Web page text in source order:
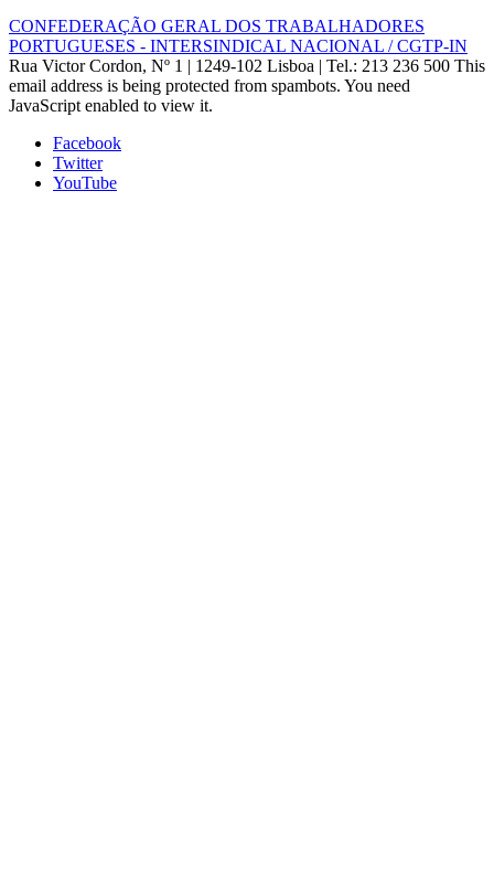
CONFEDERAÇÃO GERAL DOS TRABALHADORES
PORTUGUESES - INTERSINDICAL NACIONAL / CGTP-IN
Rua Victor Cordon, Nº 1 | 1249-102 Lisboa | Tel.: 213 236 500 This
email address is being protected from spambots. You need
JavaScript enabled to view it.
Facebook
Twitter
YouTube